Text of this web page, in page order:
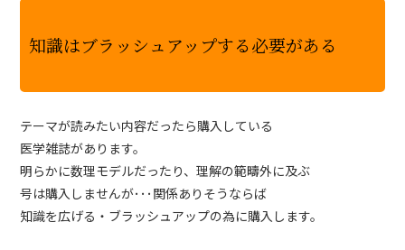
知識はブラッシュアップする必要がある
テーマが読みたい内容だったら購入している
医学雑誌があります。
明らかに数理モデルだったり、理解の範疇外に及ぶ
号は購入しませんが･･･関係ありそうならば
知識を広げる・ブラッシュアップの為に購入します。